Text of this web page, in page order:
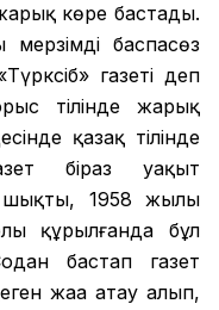
көре бастады.
баспасөз
газеті деп
тілінде жарық
қазақ тілінде
біраз уақыт
шықты, 1958 жылы
құрылғанда бұл
бастап газет
жаңа атау алып,